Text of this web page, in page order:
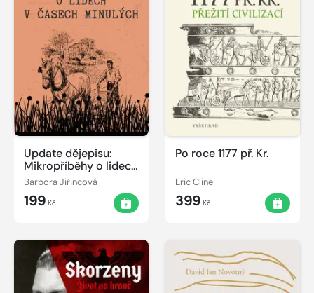
Update dějepisu:
Mikropříběhy o lidech
v časech minulých
Barbora Jiřincová
199 Kč
Po roce 1177 př. Kr.
Eric Cline
399 Kč